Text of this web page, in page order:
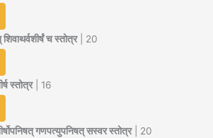
च स्तोत्र| 20
स्तोत्र| 16
गणपत्युपनिषत् सस्वर स्तोत्र| 20